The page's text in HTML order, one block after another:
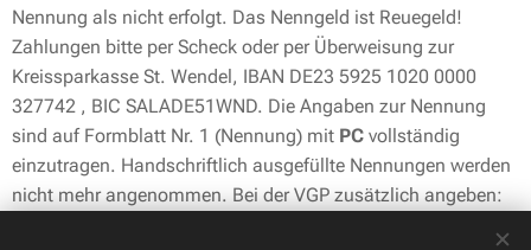
Nennung als nicht erfolgt. Das Nenngeld ist Reuegeld!
Zahlungen bitte per Scheck oder per Überweisung zur
Kreissparkasse St. Wendel, IBAN DE23 5925 1020 0000
327742 , BIC SALADE51WND. Die Angaben zur Nennung
sind auf Formblatt Nr. 1 (Nennung) mit PC vollständig
einzutragen. Handschriftlich ausgefüllte Nennungen werden
nicht mehr angenommen. Bei der VGP zusätzlich angeben: